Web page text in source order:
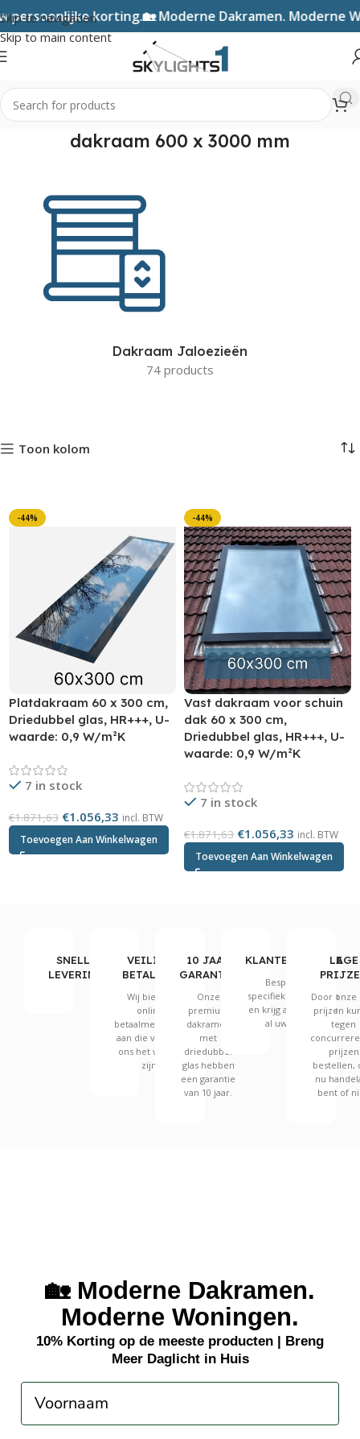
Skip to navigation
Skip to main content
persoonlijke korting.🏡 Moderne Dakramen. Moderne
dakraam 600 x 3000 mm
Dakraam Jaloezieën
74 products
Toon kolom
-44%
Platdakraam 60 x 300 cm,
Driedubbel glas, HR+++, U-
waarde: 0,9 W/m²K
7 in stock
€1.871,63 €1.056,33 incl. BTW
Toevoegen Aan Winkelwagen
-44%
Vast dakraam voor schuin
dak 60 x 300 cm,
Driedubbel glas, HR+++, U-
waarde: 0,9 W/m²K
7 in stock
€1.871,63 €1.056,33 incl. BTW
Toevoegen Aan Winkelwagen
SNELLE
LEVERING
VEILIGE
BETALING
Wij bieden
online
betaalmethoden
aan die volgens
ons het veiligst
zijn.
10 JAAR
GARANTIE
Onze
premium
dakramen
met
driedubbel
glas hebben
een garantie
van 10 jaar.
KLANTENSERVICE
Bespreek uw
specifieke behoeften
en krijg antwoord op
al uw vragen.
LAGE
Door onze
prijzen
tegen
prijzen
bestellen,
nu
bent of
🏡 Moderne Dakramen.
Moderne Woningen.
10% Korting op de meeste producten | Breng
Meer Daglicht in Huis
Voornaam